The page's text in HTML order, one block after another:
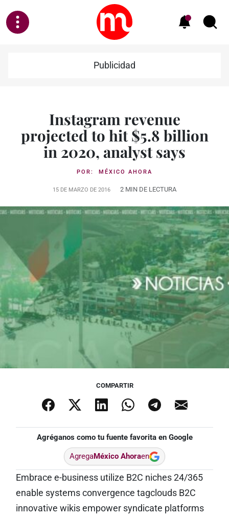
Publicidad
Instagram revenue
projected to hit $5.8 billion
in 2020, analyst says
POR: MÉXICO AHORA
15 DE MARZO DE 2016 2 MIN DE LECTURA
COMPARTIR
Agréganos como tu fuente favorita en Google
AgregaMéxico Ahoraen
Embrace e-business utilize B2C niches 24/365
enable systems convergence tagclouds B2C
innovative wikis empower syndicate platforms